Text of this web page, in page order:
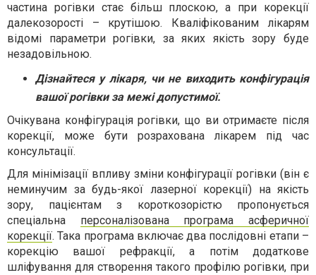
частина рогівки стає більш плоскою, а при корекції
далекозорості – крутішою. Кваліфікованим лікарям
відомі параметри рогівки, за яких якість зору буде
незадовільною.
Дізнайтеся у лікаря, чи не виходить конфігурація
вашої рогівки за межі допустимої.
Очікувана конфігурація рогівки, що ви отримаєте після
корекції, може бути розрахована лікарем під час
консультації.
Для мінімізації впливу зміни конфігурації рогівки (він є
неминучим за будь-якої лазерної корекції) на якість
зору, пацієнтам з короткозорістю пропонується
спеціальна персоналізована програма асферичної
корекції. Така програма включає два послідовні етапи –
корекцію вашої рефракції, а потім додаткове
шліфування для створення такого профілю рогівки, при